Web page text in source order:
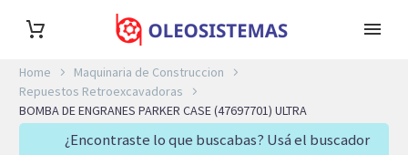
Home
Maquinaria de Construccion
Repuestos Retroexcavadoras
BOMBA DE ENGRANES PARKER CASE (47697701) ULTRA
¿Encontraste lo que buscabas? Usá el buscador